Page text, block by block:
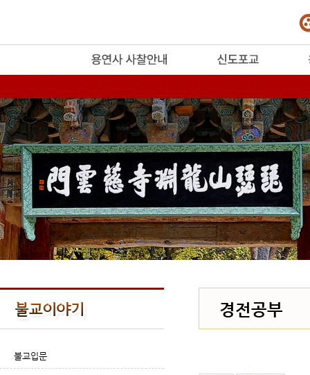
불교입문
경전공부